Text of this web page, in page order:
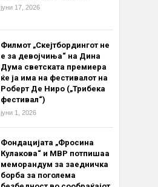
јуни 17, 2026
Филмот „Скејтбордингот не
е за девојчиња“ на Дина
Дума светската премиера
ќе ја има на фестивалот на
Роберт Де Ниро („Трибека
фестивал“)
јуни 1, 2026
Фондацијата „Фросина
Кулакова“ и МВР потпишаа
меморандум за заедничка
борба за поголема